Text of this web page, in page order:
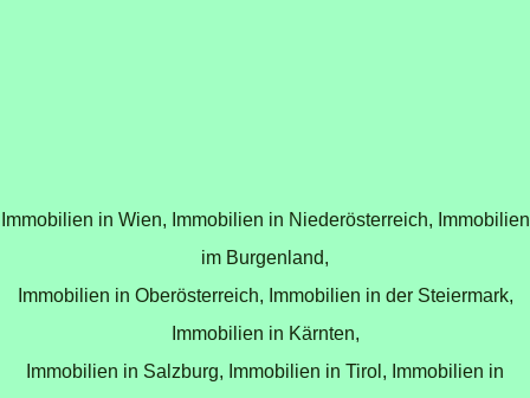
Immobilien in Wien, Immobilien in Niederösterreich, Immobilien
im Burgenland,
Immobilien in Oberösterreich, Immobilien in der Steiermark,
Immobilien in Kärnten,
Immobilien in Salzburg, Immobilien in Tirol, Immobilien in